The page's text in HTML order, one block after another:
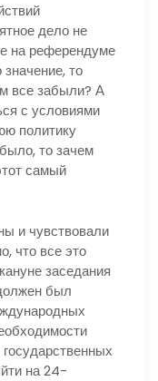
дело не
на референдуме
то
все забыли? А
с условиями
политику
то зачем
самый
чувствовали
что все это
заседания
был
на 24-